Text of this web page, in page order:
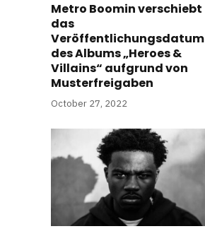
Metro Boomin verschiebt
das
Veröffentlichungsdatum
des Albums „Heroes &
Villains“ aufgrund von
Musterfreigaben
October 27, 2022